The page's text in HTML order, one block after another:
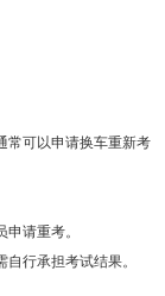
常可以申请换车重新考
请重考。
行承担考试结果。